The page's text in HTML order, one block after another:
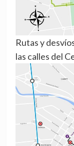
Rutas y
las calles del